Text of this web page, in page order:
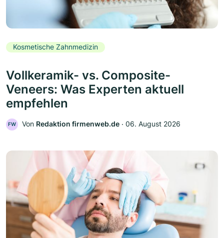
Kosmetische Zahnmedizin
Vollkeramik- vs. Composite-
Veneers: Was Experten aktuell
empfehlen
FW Von Redaktion firmenweb.de ‧ 06. August 2026